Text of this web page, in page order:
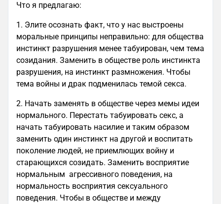
Что я предлагаю:
1. Элите осознать факт, что у нас выстроены
моральные принципы неправильно: для общества
инстинкт разрушения менее табуирован, чем тема
созидания. Заменить в обществе роль инстинкта
разрушения, на инстинкт размножения. Чтобы
тема войны и драк подменилась темой секса.
2. Начать заменять в обществе через мемы идеи
нормального. Перестать табуировать секс, а
начать табуировать насилие и таким образом
заменить один инстинкт на другой и воспитать
поколение людей, не приемлющих войну и
старающихся созидать. Заменить восприятие
нормальным агрессивного поведения, на
нормальность восприятия сексуального
поведения. Чтобы в обществе и между